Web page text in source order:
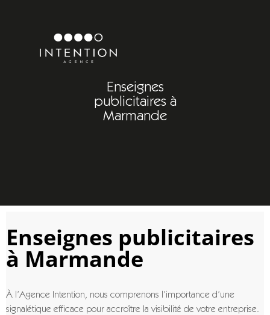
Enseignes
publicitaires à
Marmande
Enseignes publicitaires
à Marmande
À l’Agence Intention, nous comprenons l’importance d’une
signalétique efficace pour accroître la visibilité de votre entreprise.